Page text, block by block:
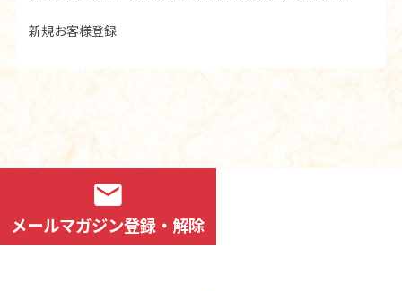
新規お客様登録
mail
メールマガジン登録・解除